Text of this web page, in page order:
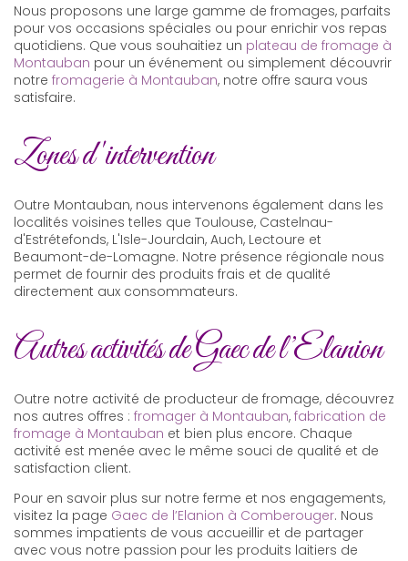
Nous proposons une large gamme de fromages, parfaits
pour vos occasions spéciales ou pour enrichir vos repas
quotidiens. Que vous souhaitiez un plateau de fromage à
Montauban pour un événement ou simplement découvrir
notre fromagerie à Montauban, notre offre saura vous
satisfaire.
Zones d'intervention
Outre Montauban, nous intervenons également dans les
localités voisines telles que Toulouse, Castelnau-
d'Estrétefonds, L'Isle-Jourdain, Auch, Lectoure et
Beaumont-de-Lomagne. Notre présence régionale nous
permet de fournir des produits frais et de qualité
directement aux consommateurs.
Autres activités de Gaec de l’Elanion
Outre notre activité de producteur de fromage, découvrez
nos autres offres : fromager à Montauban, fabrication de
fromage à Montauban et bien plus encore. Chaque
activité est menée avec le même souci de qualité et de
satisfaction client.
Pour en savoir plus sur notre ferme et nos engagements,
visitez la page Gaec de l’Elanion à Comberouger. Nous
sommes impatients de vous accueillir et de partager
avec vous notre passion pour les produits laitiers de